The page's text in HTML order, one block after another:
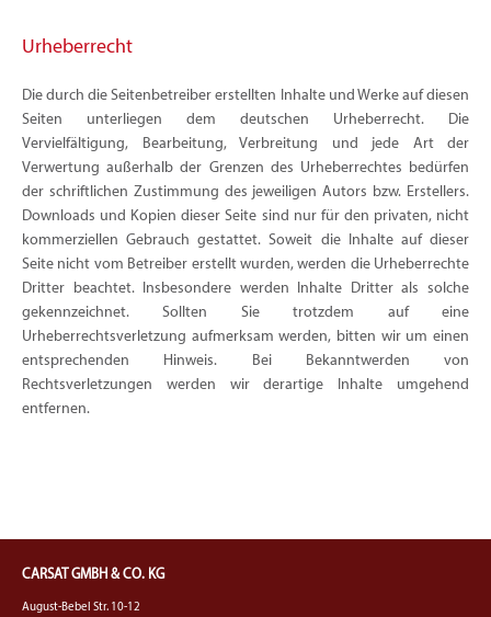
Urheberrecht
Die durch die Seitenbetreiber erstellten Inhalte und Werke auf diesen
Seiten unterliegen dem deutschen Urheberrecht. Die
Vervielfältigung, Bearbeitung, Verbreitung und jede Art der
Verwertung außerhalb der Grenzen des Urheberrechtes bedürfen
der schriftlichen Zustimmung des jeweiligen Autors bzw. Erstellers.
Downloads und Kopien dieser Seite sind nur für den privaten, nicht
kommerziellen Gebrauch gestattet. Soweit die Inhalte auf dieser
Seite nicht vom Betreiber erstellt wurden, werden die Urheberrechte
Dritter beachtet. Insbesondere werden Inhalte Dritter als solche
gekennzeichnet. Sollten Sie trotzdem auf eine
Urheberrechtsverletzung aufmerksam werden, bitten wir um einen
entsprechenden Hinweis. Bei Bekanntwerden von
Rechtsverletzungen werden wir derartige Inhalte umgehend
entfernen.
CARSAT GMBH & CO. KG
August-Bebel Str. 10-12